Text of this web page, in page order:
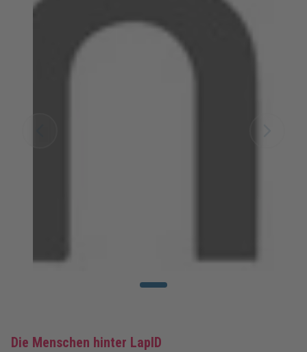
Die Menschen hinter LapID